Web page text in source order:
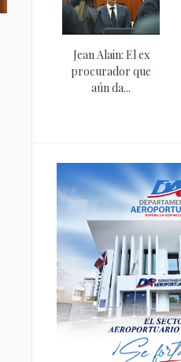
Jean Alain: El ex
procurador que
aún da...